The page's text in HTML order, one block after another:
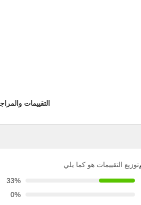
التقييمات
توزيع التقييمات هو كما يلي
33%
0%